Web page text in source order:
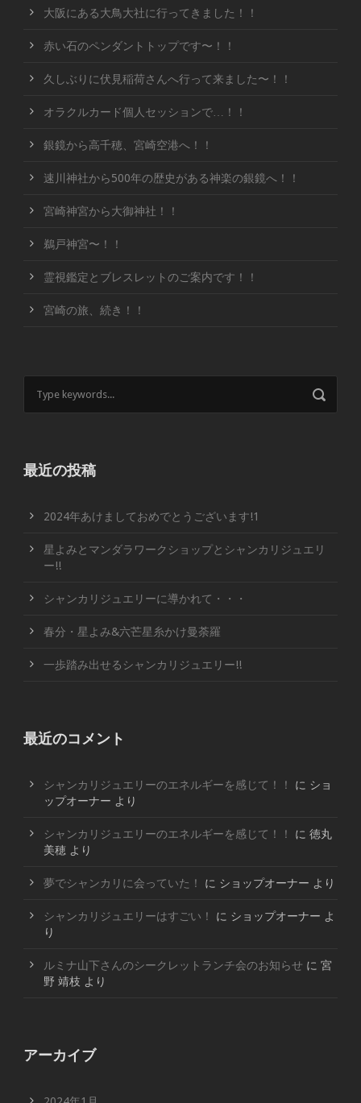
大阪にある大鳥大社に行ってきました！！
赤い石のペンダントトップです〜！！
久しぶりに伏見稲荷さんへ行って来ました〜！！
オラクルカード個人セッションで…！！
銀鏡から高千穂、宮崎空港へ！！
速川神社から500年の歴史がある神楽の銀鏡へ！！
宮崎神宮から大御神社！！
鵜戸神宮〜！！
霊視鑑定とブレスレットのご案内です！！
宮崎の旅、続き！！
最近の投稿
2024年あけましておめでとうございます!1
星よみとマンダラワークショップとシャンカリジュエリ
ー!!
シャンカリジュエリーに導かれて・・・
春分・星よみ&六芒星糸かけ曼荼羅
一歩踏み出せるシャンカリジュエリー!!
最近のコメント
シャンカリジュエリーのエネルギーを感じて！！ に ショ
ップオーナー より
シャンカリジュエリーのエネルギーを感じて！！ に 徳丸
美穂 より
夢でシャンカリに会っていた！ に ショップオーナー より
シャンカリジュエリーはすごい！ に ショップオーナー よ
り
ルミナ山下さんのシークレットランチ会のお知らせ に 宮
野 靖枝 より
アーカイブ